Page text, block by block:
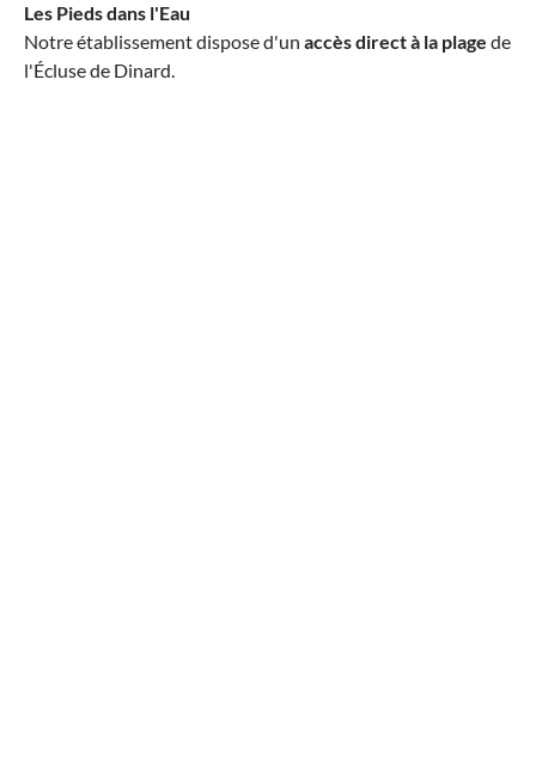
Les Pieds dans l'Eau
Notre établissement dispose d'un accès direct à la plage de
l'Écluse de Dinard.